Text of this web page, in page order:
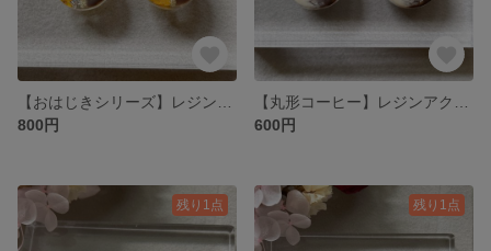
800円
600円
残り1点 残り1点